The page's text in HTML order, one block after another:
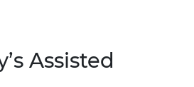
Assisted